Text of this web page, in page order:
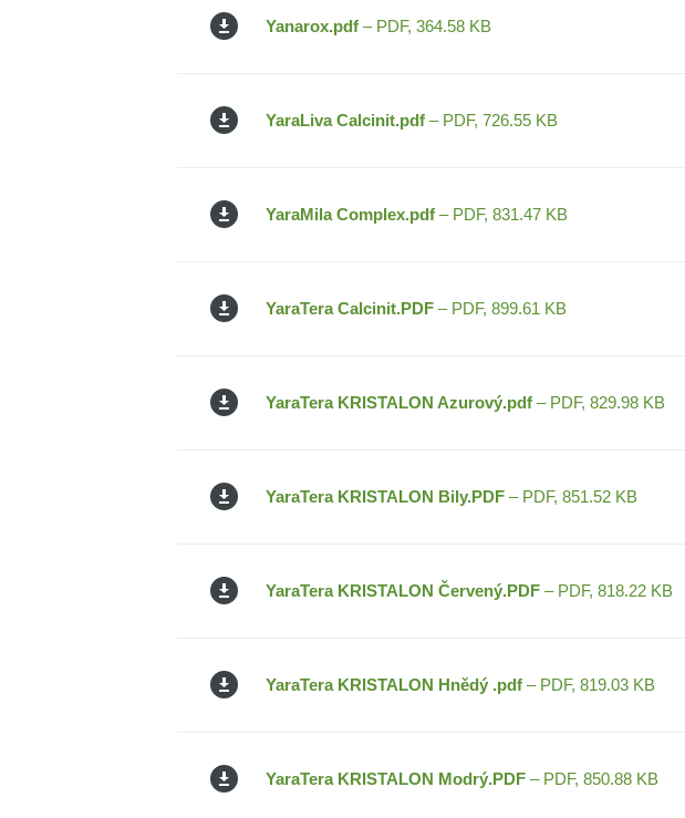
Yanarox.pdf – PDF, 364.58 KB
YaraLiva Calcinit.pdf – PDF, 726.55 KB
YaraMila Complex.pdf – PDF, 831.47 KB
YaraTera Calcinit.PDF – PDF, 899.61 KB
YaraTera KRISTALON Azurový.pdf – PDF, 829.98 KB
YaraTera KRISTALON Bily.PDF – PDF, 851.52 KB
YaraTera KRISTALON Červený.PDF – PDF, 818.22 KB
YaraTera KRISTALON Hnědý .pdf – PDF, 819.03 KB
YaraTera KRISTALON Modrý.PDF – PDF, 850.88 KB